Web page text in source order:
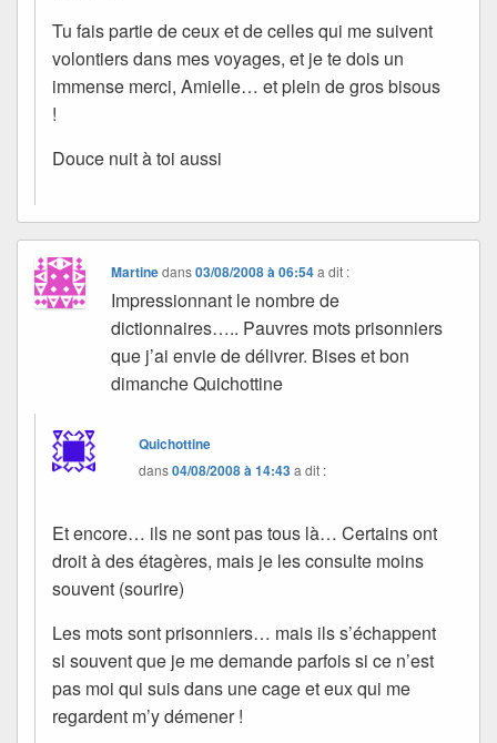
Tu fais partie de ceux et de celles qui me suivent
volontiers dans mes voyages, et je te dois un
immense merci, Amielle… et plein de gros bisous
!
Douce nuit à toi aussi
Martinedans03/08/2008 à 06:54 a dit :
Impressionnant le nombre de
dictionnaires….. Pauvres mots prisonniers
que j’ai envie de délivrer. Bises et bon
dimanche Quichottine
Quichottine
dans04/08/2008 à 14:43a dit :
Et encore… ils ne sont pas tous là… Certains ont
droit à des étagères, mais je les consulte moins
souvent (sourire)
Les mots sont prisonniers… mais ils s’échappent
si souvent que je me demande parfois si ce n’est
pas moi qui suis dans une cage et eux qui me
regardent m’y démener !